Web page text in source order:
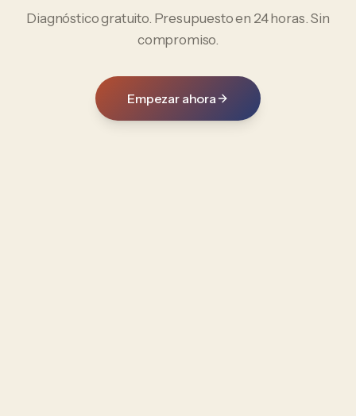
Diagnóstico gratuito. Presupuesto en 24 horas. Sin
compromiso.
Empezar ahora